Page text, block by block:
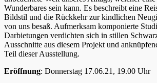
Wunderbares sein kann. Es beschreibt eine
Bildstil und die Rückkehr zur kindlichen
von uns besaß. Aufmerksam komponierte
Darbietungen verdichten sich in stillen
Ausschnitte aus diesem Projekt und
Teil dieser Ausstellung.
Eröffnung: Donnerstag 17.06.21, 19.00 Uhr